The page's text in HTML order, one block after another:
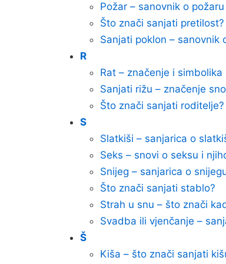
Požar – sanovnik o požaru
Što znači sanjati pretilost?
Sanjati poklon – sanovnik
R
Rat – značenje i
Sanjati rižu – značenje
Što znači sanjati roditelje?
S
Slatkiši – sanjarica o
Seks – snovi o seksu i
Snijeg – sanjarica o
Što znači sanjati stablo?
Strah u snu – što znači
Svadba ili vjenčanje –
Š
Kiša – što znači sanjati